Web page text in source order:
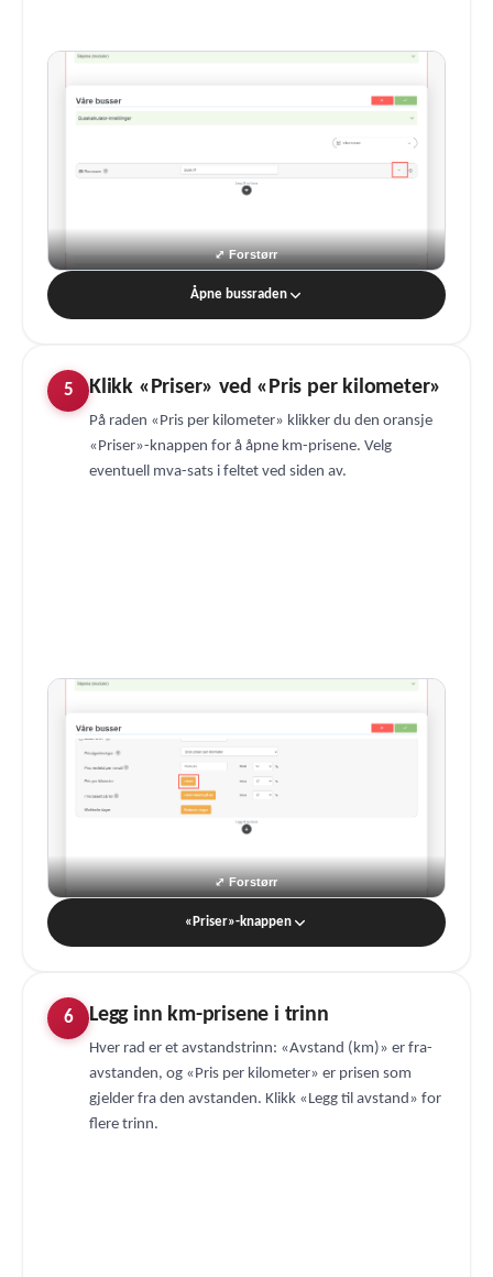
Åpne bussraden
5 Klikk «Priser» ved «Pris per kilometer»
På raden «Pris per kilometer» klikker du den oransje
«Priser»-knappen for å åpne km-prisene. Velg
eventuell mva-sats i feltet ved siden av.
«Priser»-knappen
6 Legg inn km-prisene i trinn
Hver rad er et avstandstrinn: «Avstand (km)» er fra-
avstanden, og «Pris per kilometer» er prisen som
gjelder fra den avstanden. Klikk «Legg til avstand» for
flere trinn.